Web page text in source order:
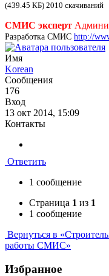
(439.45 КБ) 2010 скачиваний
СМИС эксперт
Разработка СМИС http://
Имя
Korean
Сообщения
176
Вход
13 окт 2014, 15:09
Контакты
Ответить
1 сообщение
Страница 1 из 1
1 сообщение
Вернуться в
работы СМИС»
Избранное